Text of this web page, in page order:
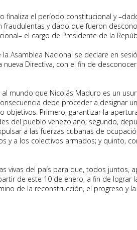
finaliza el período constitucional y
fraudulentas y dado que fueron
el cargo de Presidente de la
la Asamblea Nacional se declare en
Directiva, con el fin de
mundo que Nicolás Maduro es un
debe proceder a designar
objetivos: Primero, garantizar la
del pueblo venezolano; segundo,
a las fuerzas cubanas de
y a los colectivos armados; y quinto,
vivas del país para que, todos juntos,
de este 10 de enero, a fin de lograr
de la reconstrucción, el progreso y la